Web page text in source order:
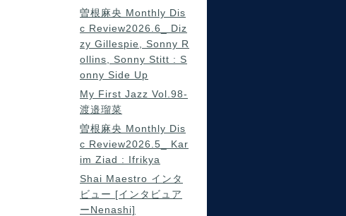
曽根麻央 Monthly Dis
c Review2026.6_ Diz
zy Gillespie, Sonny R
ollins, Sonny Stitt : S
onny Side Up
My First Jazz Vol.98-
渡邉瑠菜
曽根麻央 Monthly Dis
c Review2026.5_ Kar
im Ziad : Ifrikya
Shai Maestro インタ
ビュー [インタビュア
ーNenashi]